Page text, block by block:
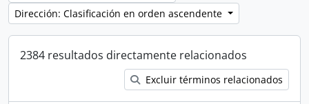
Dirección: Clasificación en orden ascendente
2384 resultados directamente relacionados
Excluir términos relacionados